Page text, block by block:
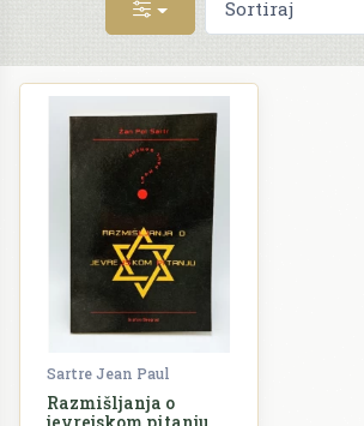
Sartre Jean Paul
Razmišljanja o